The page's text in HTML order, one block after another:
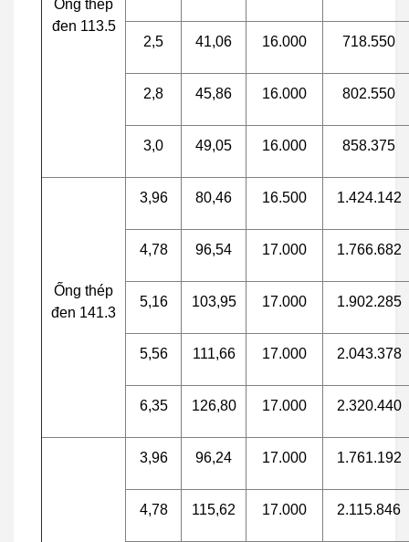
Ống thép
đen 113.5
2,5
41,06 16.000 718.550
2,8 45,86 16.000 802.550
3,0 49,05 16.000 858.375
Ống thép
đen 141.3
3,96 80,46 16.500 1.424.142
4,78 96,54 17.000 1.766.682
5,16 103,95 17.000 1.902.285
5,56 111,66 17.000 2.043.378
6,35 126,80 17.000 2.320.440
3,96 96,24 17.000 1.761.192
4,78 115,62 17.000 2.115.846